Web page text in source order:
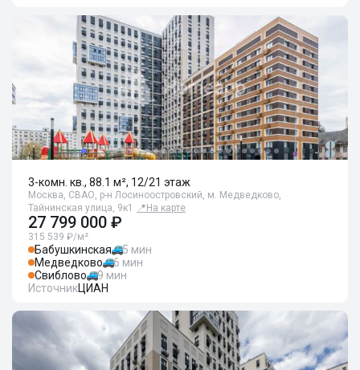
3-комн. кв., 88.1 м², 12/21 этаж
Москва, СВАО, р-н Лосиноостровский, м. Медведково,
Тайнинская улица, 9к1
📍 На карте
27 799 000 ₽
315 539 ₽/м²
Бабушкинская
5 мин
Медведково
6 мин
Свиблово
9 мин
ИсточникЦИАН